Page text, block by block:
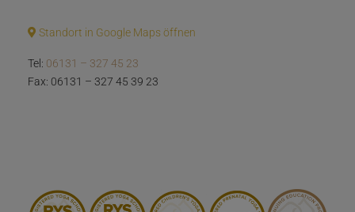
Standort in Google Maps öffnen
Tel: 06131 – 327 45 23
Fax: 06131 – 327 45 39 23